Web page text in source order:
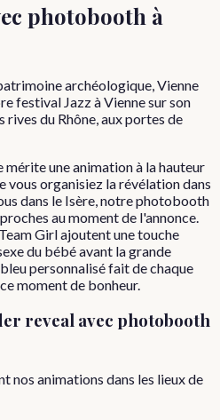
photobooth à
archéologique, Vienne
festival Jazz à Vienne sur son
rives du Rhône, aux portes de
une animation à la hauteur
vous organisiez la révélation dans
dans le Isère, notre photobooth
au moment de l'annonce.
Girl ajoutent une touche
du bébé avant la grande
personnalisé fait de chaque
moment de bonheur.
revealavec photobooth
nos animations dans les lieux de